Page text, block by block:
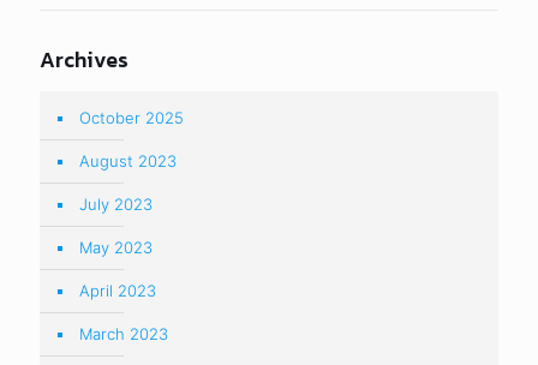
Archives
October 2025
August 2023
July 2023
May 2023
April 2023
March 2023